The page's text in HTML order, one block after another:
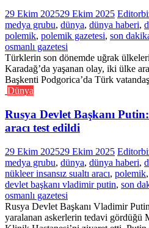
29 Ekim 202529 Ekim 2025 Editor
medya grubu, dünya, dünya haberi,
polemik, polemik gazetesi, son
osmanlı gazetesi
Türklerin son dönemde uğrak
Karadağ’da yaşanan olay, iki ülke
Başkenti Podgorica’da Türk
Dünya
Rusya Devlet Başkanı
aracı test edildi
29 Ekim 202529 Ekim 2025 Editor
medya grubu, dünya, dünya haberi,
nükleer insansız sualtı aracı, polemik,
devlet başkanı vladimir putin, son
osmanlı gazetesi
Rusya Devlet Başkanı Vladimir
yaralanan askerlerin tedavi gördüğü